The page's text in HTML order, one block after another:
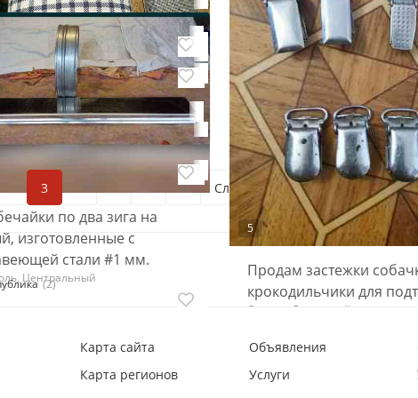
ткани
спицами от а до я
Донецк, Ворошиловский
₽ 100
и валики для глажки
5
Продам застежки
крокодильчики для
Донецк, Ленинский
по два зига на
изготовленные с
стали #1 мм.
Центральный
3 7 Следующая
(2)
Карта сайта
Карта регионов
Объявления
Услуги